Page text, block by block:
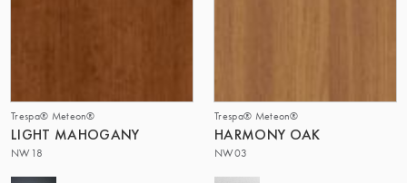
Trespa® Meteon®
LIGHT MAHOGANY
NW18
Trespa® Meteon®
HARMONY OAK
NW03